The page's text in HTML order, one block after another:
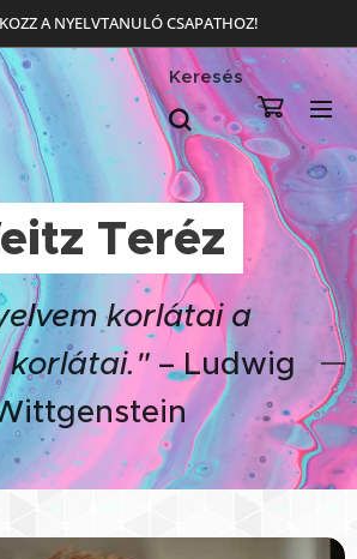
A NYELVTANULÓ CSAPATHOZ!
Keresés
Teréz
korlátai a
korlátai."– Ludwig